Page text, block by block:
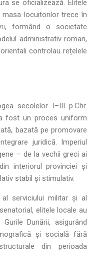
se oficializează. Elitele
masa locuitorilor trece în
, formând o societate
administrativ roman,
controlau rețelele
secolelor I–III p.Chr.
fost un proces uniform
bazată pe promovare
juridică. Imperiul
– de la vechii greci ai
interiorul provinciei și
stabil și stimulativ.
al serviciului militar și al
elitele locale au
Dunării, asigurând
și socială fără
din perioada